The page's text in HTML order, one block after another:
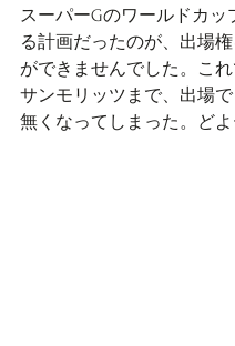
スーパーGのワールドカッ
る計画だったのが、出場
ができませんでした。これ
サンモリッツまで、出場
無くなってしまった。どよ